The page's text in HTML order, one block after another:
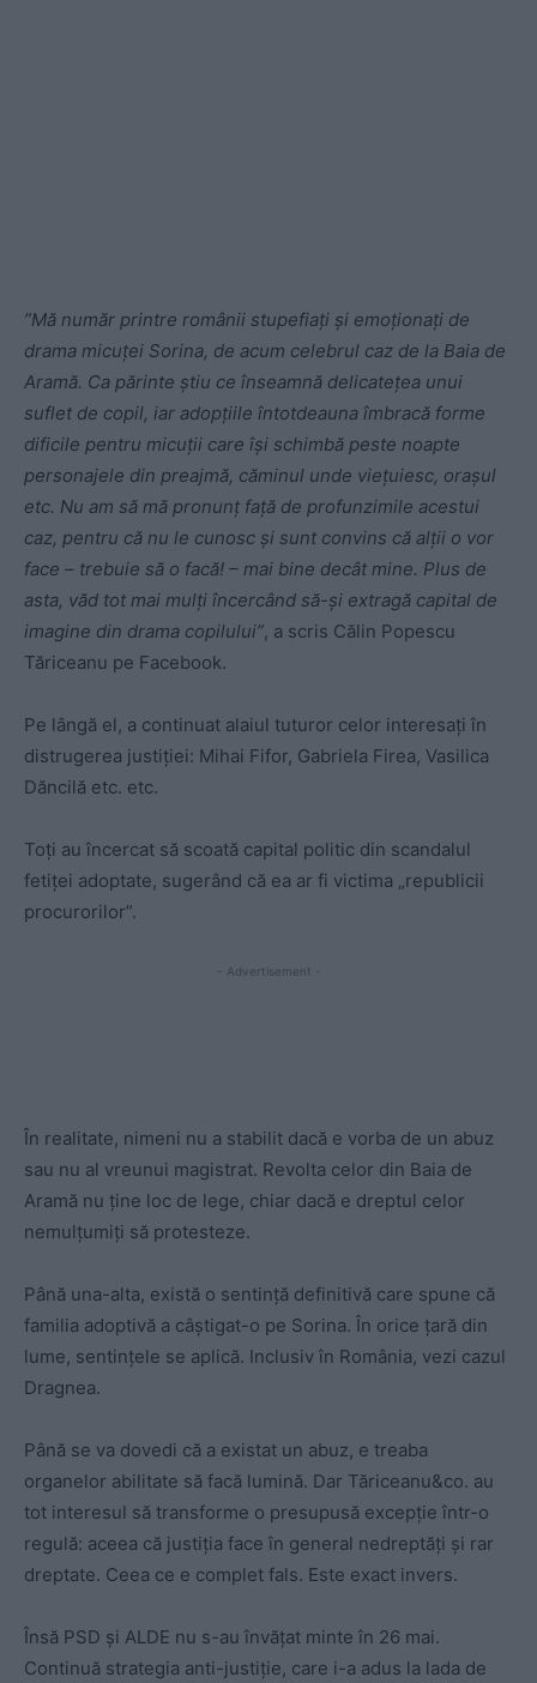
”Mă număr printre românii stupefiaţi şi emoţionaţi de
drama micuţei Sorina, de acum celebrul caz de la Baia de
Aramă. Ca părinte ştiu ce înseamnă delicateţea unui
suflet de copil, iar adopţiile întotdeauna îmbracă forme
dificile pentru micuţii care îşi schimbă peste noapte
personajele din preajmă, căminul unde vieţuiesc, oraşul
etc. Nu am să mă pronunţ faţă de profunzimile acestui
caz, pentru că nu le cunosc şi sunt convins că alţii o vor
face – trebuie să o facă! – mai bine decât mine. Plus de
asta, văd tot mai mulţi încercând să-şi extragă capital de
imagine din drama copilului”, a scris Călin Popescu
Tăriceanu pe Facebook.
Pe lângă el, a continuat alaiul tuturor celor interesaţi în
distrugerea justiţiei: Mihai Fifor, Gabriela Firea, Vasilica
Dăncilă etc. etc.
Toţi au încercat să scoată capital politic din scandalul
fetiţei adoptate, sugerând că ea ar fi victima „republicii
procurorilor”.
- Advertisement -
În realitate, nimeni nu a stabilit dacă e vorba de un abuz
sau nu al vreunui magistrat. Revolta celor din Baia de
Aramă nu ţine loc de lege, chiar dacă e dreptul celor
nemulţumiţi să protesteze.
Până una-alta, există o sentinţă definitivă care spune că
familia adoptivă a câştigat-o pe Sorina. În orice ţară din
lume, sentinţele se aplică. Inclusiv în România, vezi cazul
Dragnea.
Până se va dovedi că a existat un abuz, e treaba
organelor abilitate să facă lumină. Dar Tăriceanu&co. au
tot interesul să transforme o presupusă excepţie într-o
regulă: aceea că justiţia face în general nedreptăţi şi rar
dreptate. Ceea ce e complet fals. Este exact invers.
Însă PSD şi ALDE nu s-au învăţat minte în 26 mai.
Continuă strategia anti-justiţie, care i-a adus la lada de